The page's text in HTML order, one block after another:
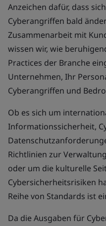
Anzeichen dafür, dass
Cyberangriffen bald
Zusammenarbeit mit
wissen wir, wie
Practices der Branche
Unternehmen, Ihr
Cyberangriffen und
Ob es sich um
Informationssicherheit,
Richtlinien zur
oder um die kulturelle
Cybersicherheitsrisiken
Reihe von Standards ist
Da die Ausgaben für